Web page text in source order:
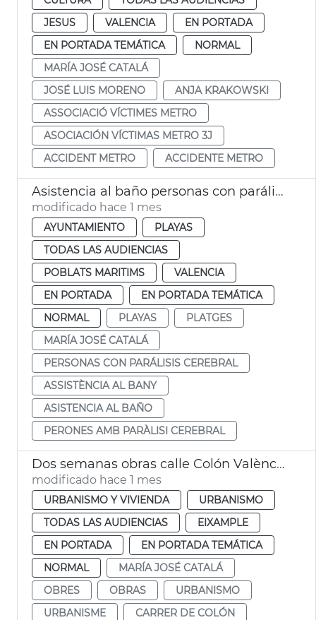
JESUS
VALENCIA
EN PORTADA
EN PORTADA TEMÁTICA
NORMAL
MARÍA JOSÉ CATALÁ
JOSÉ LUIS MORENO
ANJA KRAKOWSKI
ASSOCIACIÓ VÍCTIMES METRO
ASOCIACIÓN VÍCTIMAS METRO 3J
ACCIDENT METRO
ACCIDENTE METRO
Asistencia al baño personas con parálisis cerebral València
modificado hace 1 mes
AYUNTAMIENTO
PLAYAS
TODAS LAS AUDIENCIAS
POBLATS MARITIMS
VALENCIA
EN PORTADA
EN PORTADA TEMÁTICA
NORMAL
PLAYAS
PLATGES
MARÍA JOSÉ CATALÁ
PERSONAS CON PARÁLISIS CEREBRAL
ASSISTÈNCIA AL BANY
ASISTENCIA AL BAÑO
PERONES AMB PARÀLISI CEREBRAL
Dos semanas obras calle Colón València
modificado hace 1 mes
URBANISMO Y VIVIENDA
URBANISMO
TODAS LAS AUDIENCIAS
EIXAMPLE
EN PORTADA
EN PORTADA TEMÁTICA
NORMAL
MARÍA JOSÉ CATALÁ
OBRES
OBRAS
URBANISMO
URBANISME
CARRER DE COLÓN